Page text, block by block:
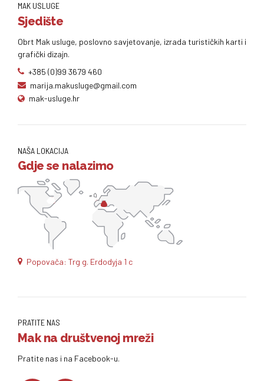
MAK USLUGE
Sjedište
Obrt Mak usluge, poslovno savjetovanje, izrada turističkih karti i
grafički dizajn.
+385 (0)99 3679 460
marija.makusluge@gmail.com
mak-usluge.hr
NAŠA LOKACIJA
Gdje se nalazimo
Popovača: Trg g. Erdodyja 1 c
PRATITE NAS
Mak na društvenoj mreži
Pratite nas i na Facebook-u.